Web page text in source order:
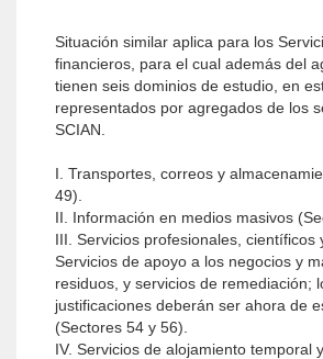
Situación similar aplica para los
financieros, para el cual además del
tienen seis dominios de estudio, en
representados por agregados de los
SCIAN.
I. Transportes, correos y
49).
II. Información en medios masivos
III. Servicios profesionales, científicos
Servicios de apoyo a los negocios y
residuos, y servicios de remediación;
justificaciones deberán ser ahora de
(Sectores 54 y 56).
IV. Servicios de alojamiento temporal